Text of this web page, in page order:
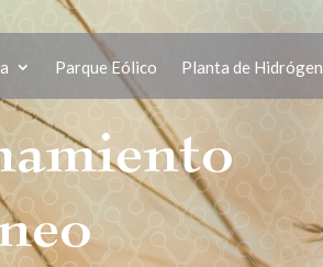
Parque Eólico Planta de